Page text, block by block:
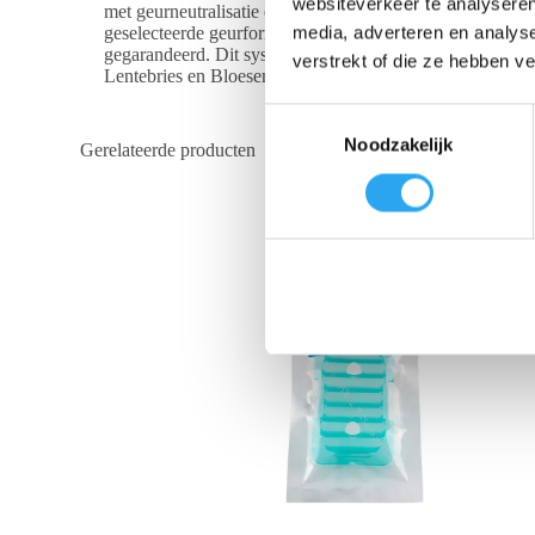
media, adverteren en
verstrekt of die ze hebben
i
Noodzakelijk
met geurneutralisatie en zijn geschikt voor gebruik in
geselecteerde geurformules bevatten
gegarandeerd. Dit systeem maakt gebruik van alleen
Lentebries en Bloesem niet ontvlambaar en bevatten ze
Gerelateerde producten